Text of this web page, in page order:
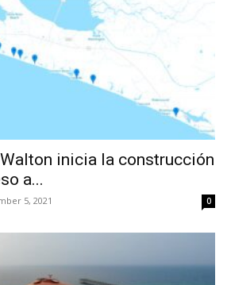
inicia la construcción
a...
5, 2021 0